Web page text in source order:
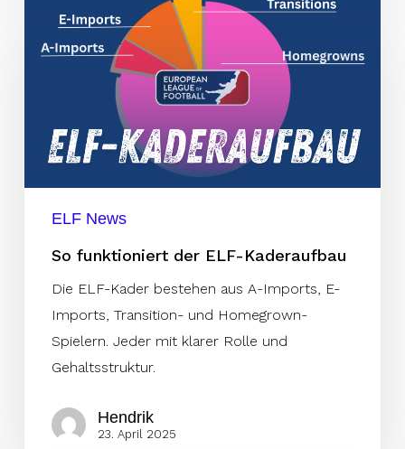
funktioniert
der
ELF News
So funktioniert der ELF-Kaderaufbau
Die ELF-Kader bestehen aus A-Imports, E-
Imports, Transition- und Homegrown-
Spielern. Jeder mit klarer Rolle und
Gehaltsstruktur.
Hendrik
23. April 2025